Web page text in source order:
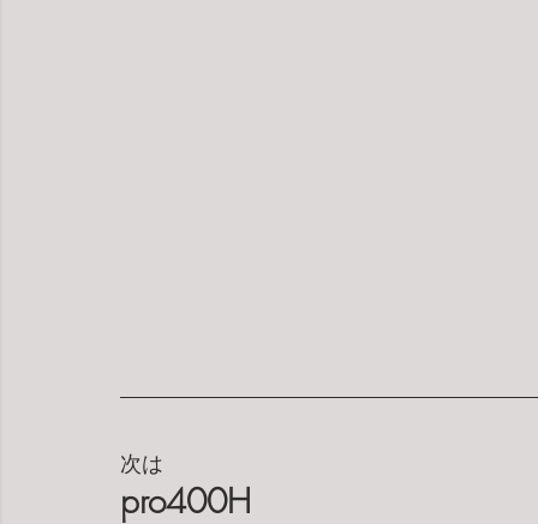
次は
pro400H